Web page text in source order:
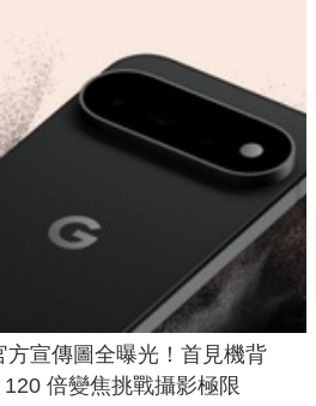
方宣傳圖全曝光！首見機背
120 倍變焦挑戰攝影極限